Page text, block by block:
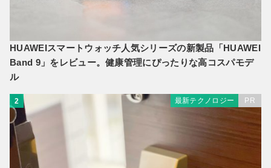
HUAWEIスマートウォッチ人気シリーズの新製品「HUAWEI
Band 9」をレビュー。健康管理にぴったりな高コスパモデ
ル
2 最新テクノロジー PR